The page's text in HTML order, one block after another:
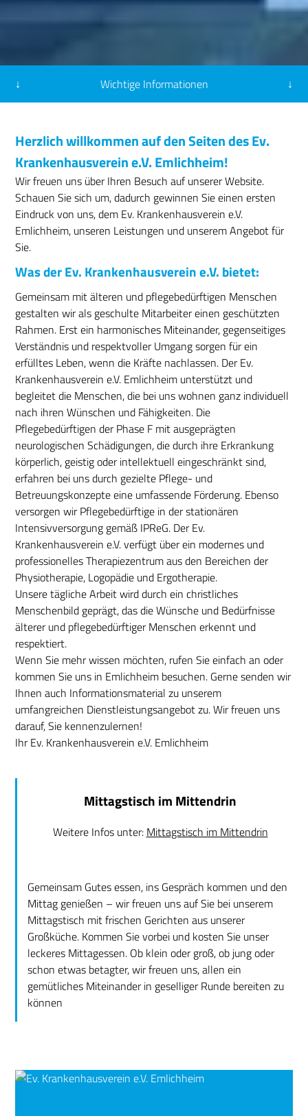
↓ Wichtige Informationen ↓
Weitere Infos unter:Mittagstisch Mittendrin
Herzlich willkommen auf den Seiten des Ev.
Krankenhausverein e.V. Emlichheim!
Wir freuen uns über Ihren Besuch auf unserer Website.
Schauen Sie sich um, dadurch gewinnen Sie einen ersten
Eindruck von uns, dem Ev. Krankenhausverein e.V.
Emlichheim, unseren Leistungen und unserem Angebot für
Sie.
Was der Ev. Krankenhausverein e.V. bietet:
Gemeinsam mit älteren und pflegebedürftigen Menschen
gestalten wir als geschulte Mitarbeiter einen geschützten
Rahmen. Erst ein harmonisches Miteinander, gegenseitiges
Verständnis und respektvoller Umgang sorgen für ein
erfülltes Leben, wenn die Kräfte nachlassen. Der Ev.
Krankenhausverein e.V. Emlichheim unterstützt und
begleitet die Menschen, die bei uns wohnen ganz individuell
nach ihren Wünschen und Fähigkeiten. Die
Pflegebedürftigen der Phase F mit ausgeprägten
neurologischen Schädigungen, die durch ihre Erkrankung
körperlich, geistig oder intellektuell eingeschränkt sind,
erfahren bei uns durch gezielte Pflege- und
Betreuungskonzepte eine umfassende Förderung. Ebenso
versorgen wir Pflegebedürftige in der stationären
Intensivversorgung gemäß IPReG. Der Ev.
Krankenhausverein e.V. verfügt über ein modernes und
professionelles Therapiezentrum aus den Bereichen der
Physiotherapie, Logopädie und Ergotherapie.
Unsere tägliche Arbeit wird durch ein christliches
Menschenbild geprägt, das die Wünsche und Bedürfnisse
älterer und pflegebedürftiger Menschen erkennt und
respektiert.
Wenn Sie mehr wissen möchten, rufen Sie einfach an oder
kommen Sie uns in Emlichheim besuchen. Gerne senden wir
Ihnen auch Informationsmaterial zu unserem
umfangreichen Dienstleistungsangebot zu. Wir freuen uns
darauf, Sie kennenzulernen!
Ihr Ev. Krankenhausverein e.V. Emlichheim
Mittagstisch im Mittendrin
Weitere Infos unter: Mittagstisch im Mittendrin
Gemeinsam Gutes essen, ins Gespräch kommen und den
Mittag genießen – wir freuen uns auf Sie bei unserem
Mittagstisch mit frischen Gerichten aus unserer
Großküche. Kommen Sie vorbei und kosten Sie unser
leckeres Mittagessen. Ob klein oder groß, ob jung oder
schon etwas betagter, wir freuen uns, allen ein
gemütliches Miteinander in geselliger Runde bereiten zu
können